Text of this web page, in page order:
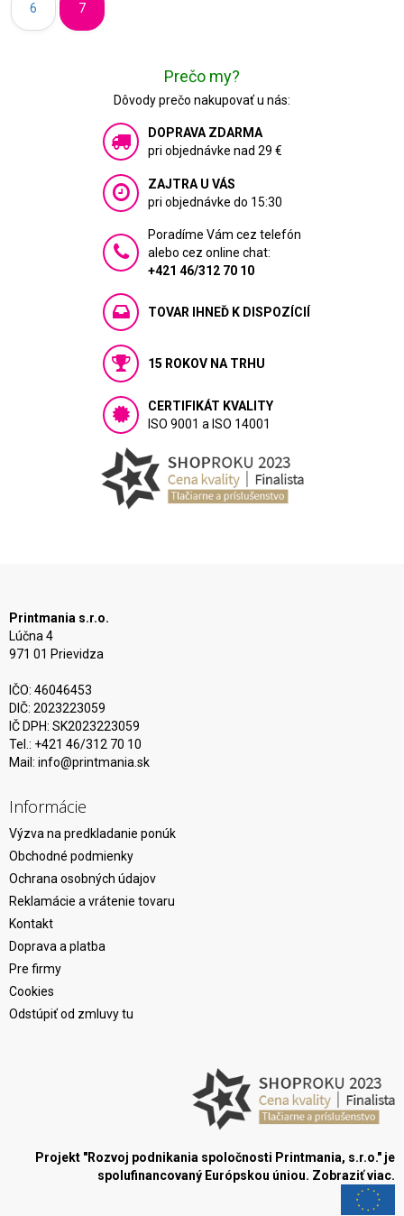
6 7
Prečo my?
Dôvody prečo nakupovať u nás:
DOPRAVA ZDARMA
pri objednávke nad 29 €
ZAJTRA U VÁS
pri objednávke do 15:30
Poradíme Vám cez telefón
alebo cez online chat:
+421 46/312 70 10
TOVAR IHNEĎ K DISPOZÍCIÍ
15 ROKOV NA TRHU
CERTIFIKÁT KVALITY
ISO 9001 a ISO 14001
Printmania s.r.o.
Lúčna 4
971 01 Prievidza
IČO: 46046453
DIČ: 2023223059
IČ DPH: SK2023223059
Tel.: +421 46/312 70 10
Mail: info@printmania.sk
Informácie
Výzva na predkladanie ponúk
Obchodné podmienky
Ochrana osobných údajov
Reklamácie a vrátenie tovaru
Kontakt
Doprava a platba
Pre firmy
Cookies
Odstúpiť od zmluvy tu
Projekt "Rozvoj podnikania spoločnosti Printmania, s.r.o." je
spolufinancovaný Európskou úniou. Zobraziť viac.